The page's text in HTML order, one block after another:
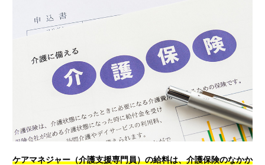
ケアマネジャー（介護支援専門員）の給料は、介護保険のなかか